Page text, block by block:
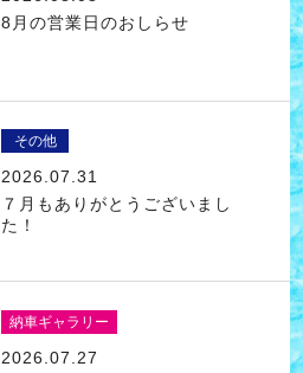
8月の営業日のおしらせ
その他
2026.07.31
７月もありがとうございまし
た！
納車ギャラリー
2026.07.27